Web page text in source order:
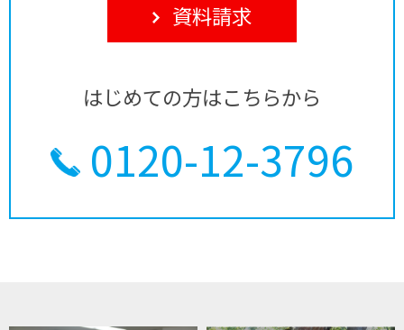
資料請求
はじめての方はこちらから
0120-12-3796